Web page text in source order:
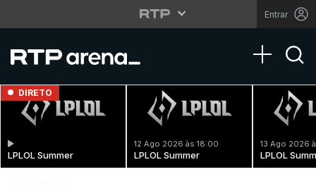
Entrar
Toggle
DIRETO
LPLOL Summer
12 Ago 2026 às 18:00
LPLOL Summer
13 Ago 2026
LPLOL